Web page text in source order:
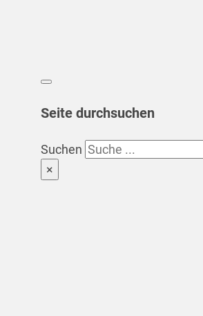
Seite durchsuchen
Suchen
×